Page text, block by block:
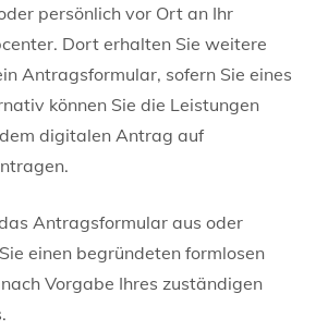
persönlich vor Ort an Ihr
Dort erhalten Sie weitere
Antragsformular, sofern Sie eines
können Sie die Leistungen
digitalen Antrag auf
Antragsformular aus oder
einen begründeten formlosen
Vorgabe Ihres zuständigen